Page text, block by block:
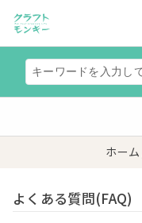
ホーム
よくある質問(FAQ)